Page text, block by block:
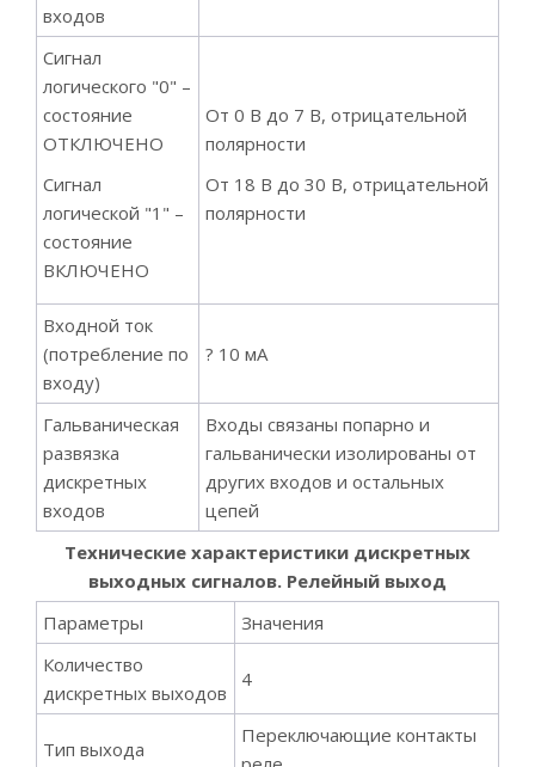
входов
Сигнал
логического "0" –
состояние
ОТКЛЮЧЕНО
Сигнал
логической "1" –
состояние
ВКЛЮЧЕНО
От 0 В до 7 В, отрицательной
полярности
От 18 В до 30 В, отрицательной
полярности
Входной ток
(потребление по
входу)
? 10 мА
Гальваническая
развязка
дискретных
входов
Входы связаны попарно и
гальванически изолированы от
других входов и остальных
цепей
Технические характеристики дискретных
выходных сигналов. Релейный выход
Параметры
Значения
Количество
дискретных выходов
4
Тип выхода
Переключающие контакты